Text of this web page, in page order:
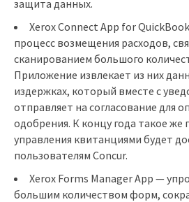
защита данных.
Xerox Connect App for
процесс возмещения расходов,
сканированием большого
Приложение извлекает из них
издержках, который вместе с
отправляет на согласование для
одобрения. К концу года такое же
управления квитанциями будет
пользователям Concur.
Xerox Forms Manager App —
большим количеством форм,